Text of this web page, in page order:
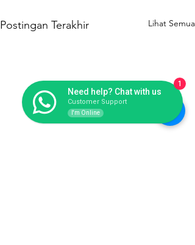
Postingan Terakhir Lihat Semua
Need help? Chat with us
Customer Support
I'm Online
1